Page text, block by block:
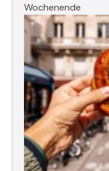
Wochenende